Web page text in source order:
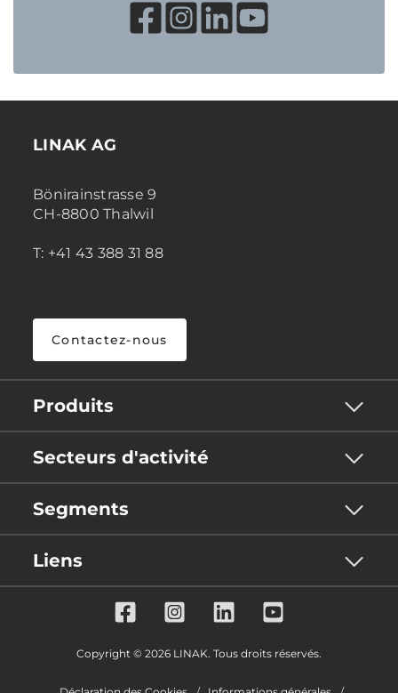
LINAK AG
Bönirainstrasse 9
CH-8800 Thalwil
T: +41 43 388 31 88
Contactez-nous
Produits
Secteurs d'activité
Segments
Liens
Copyright © 2026 LINAK. Tous droits réservés.